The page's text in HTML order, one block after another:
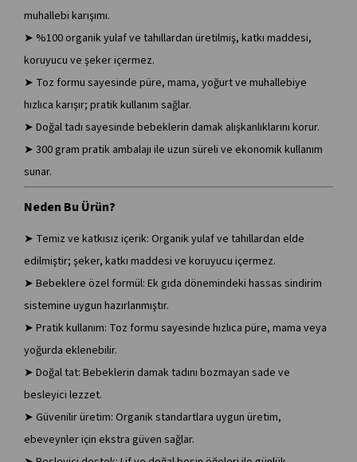
muhallebi karışımı.
➤ %100 organik yulaf ve tahıllardan üretilmiş, katkı maddesi,
koruyucu ve şeker içermez.
➤ Toz formu sayesinde püre, mama, yoğurt ve muhallebiye
hızlıca karışır; pratik kullanım sağlar.
➤ Doğal tadı sayesinde bebeklerin damak alışkanlıklarını korur.
➤ 300 gram pratik ambalajı ile uzun süreli ve ekonomik kullanım
sunar.
Neden Bu Ürün?
➤ Temiz ve katkısız içerik: Organik yulaf ve tahıllardan elde
edilmiştir; şeker, katkı maddesi ve koruyucu içermez.
➤ Bebeklere özel formül: Ek gıda dönemindeki hassas sindirim
sistemine uygun hazırlanmıştır.
➤ Pratik kullanım: Toz formu sayesinde hızlıca püre, mama veya
yoğurda eklenebilir.
➤ Doğal tat: Bebeklerin damak tadını bozmayan sade ve
besleyici lezzet.
➤ Güvenilir üretim: Organik standartlara uygun üretim,
ebeveynler için ekstra güven sağlar.